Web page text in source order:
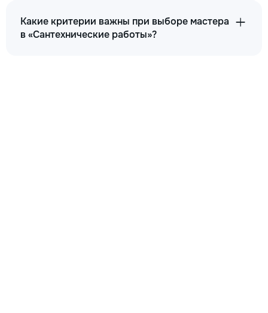
Какие критерии важны при выборе мастера
в «Сантехнические работы»?